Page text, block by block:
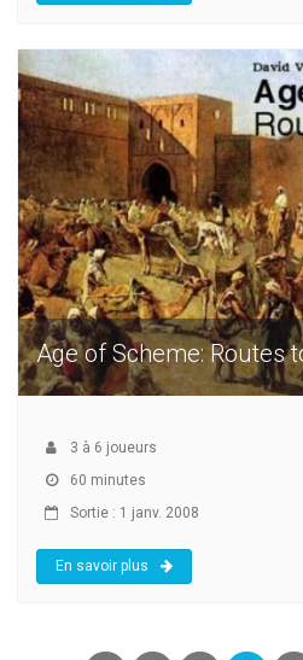
Age of Scheme: Routes
3 à 6 joueurs
60 minutes
Sortie : 1 janv. 2008
En savoir plus